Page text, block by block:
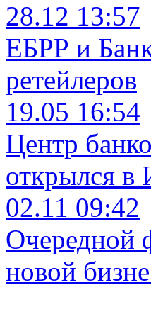
28.12 13:57
ЕБРР и
ретейлеров
19.05 16:54
Центр
открылся в
02.11 09:42
Очередной
новой